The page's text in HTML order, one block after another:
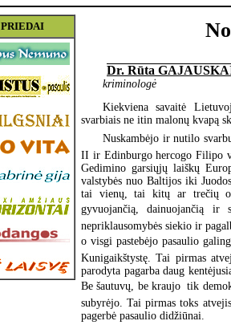
PRIEDAI
Dr. Rūta
kriminologė
Kiekviena savaitė
svarbiais ne itin malonų kvapą
Nuskambėjo ir nutilo
II ir Edinburgo hercogo Filipo
Gedimino garsiųjų laiškų
valstybės nuo Baltijos iki
tai vienų, tai kitų ar trečių
gyvuojančią, dainuojančią ir
nepriklausomybės siekio ir
o visgi pastebėjo pasaulio
Kunigaikštystę. Tai pirmas
parodyta pagarba daug
Be šautuvų, be kraujo  tik
subyrėjo. Tai pirmas toks
pagerbė pasaulio didžiūnai.